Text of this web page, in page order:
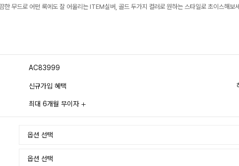
한 무드로 어떤 룩에도 잘 어울리는 ITEM실버, 골드 두가지 컬러로 원하는 스타일로 초이스해보
AC83999
신규가입 혜택
최대 6개월 무이자